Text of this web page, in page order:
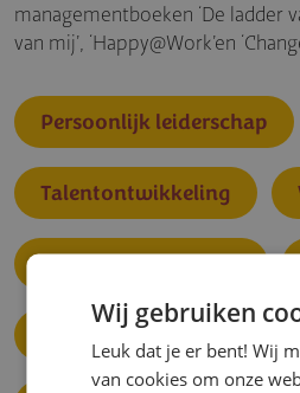
managementboeken ‘De ladder
van mij’, ‘Happy@Work’en
Persoonlijk leiderschap
Talentontwikkeling
Gedragsverandering
Werkgeluk
Wij gebruiken
Leuk dat je er bent! Wij
van cookies om onze